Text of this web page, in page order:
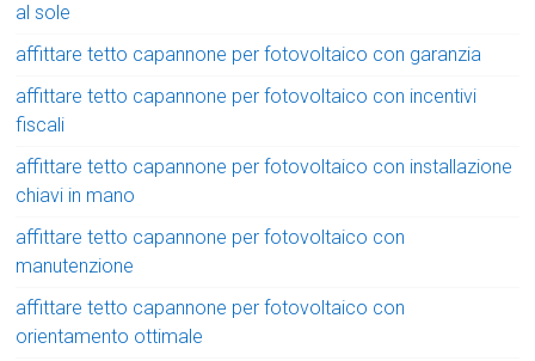
al sole
affittare tetto capannone per fotovoltaico con garanzia
affittare tetto capannone per fotovoltaico con incentivi
fiscali
affittare tetto capannone per fotovoltaico con installazione
chiavi in mano
affittare tetto capannone per fotovoltaico con
manutenzione
affittare tetto capannone per fotovoltaico con
orientamento ottimale